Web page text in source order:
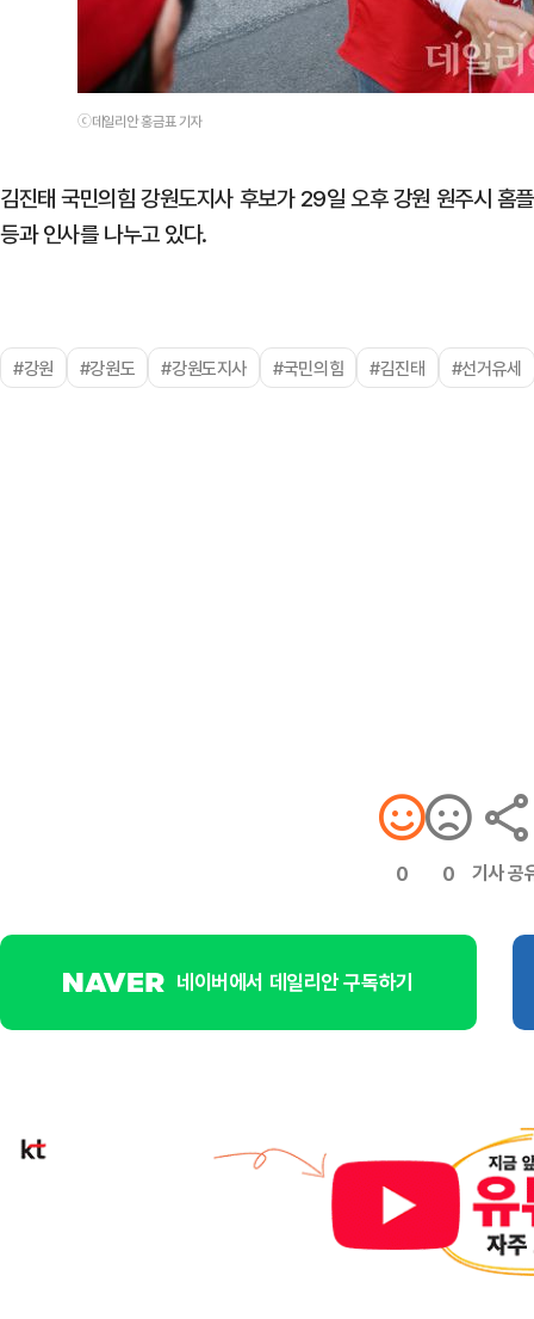
ⓒ데일리안 홍금표 기자
김진태 국민의힘 강원도지사 후보가 29일 오후 강원 원주시 홈
등과 인사를 나누고 있다.
#강원 #강원도 #강원도지사 #국민의힘 #김진태 #선거유세
0 0 기사 공
네이버에서 데일리안 구독하기